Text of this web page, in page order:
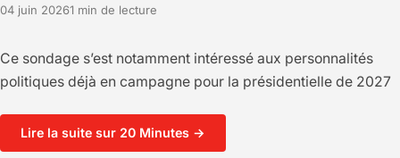
04 juin 20261 min de lecture
Ce sondage s’est notamment intéressé aux personnalités
politiques déjà en campagne pour la présidentielle de 2027
Lire la suite sur 20 Minutes →